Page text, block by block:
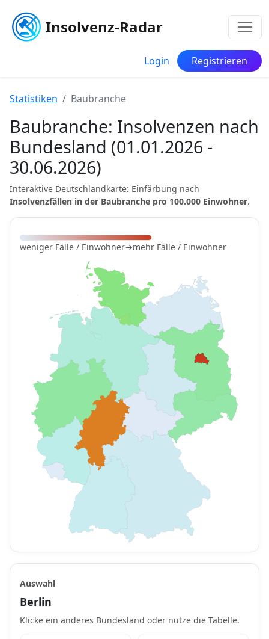
Insolvenz-Radar
Login Registrieren
Statistiken Baubranche
Baubranche: Insolvenzen nach
Bundesland (01.01.2026 -
30.06.2026)
Interaktive Deutschlandkarte: Einfärbung nach
Insolvenzfällen in der Baubranche pro 100.000 Einwohner.
weniger Fälle / Einwohner→mehr Fälle / Einwohner
Auswahl
Berlin
Klicke ein anderes Bundesland oder nutze die Tabelle.